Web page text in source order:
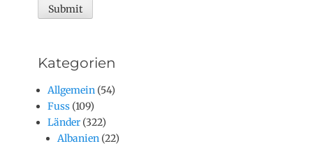
Kategorien
Allgemein (54)
Fuss (109)
Länder (322)
Albanien (22)